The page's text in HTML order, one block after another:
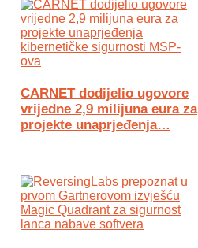
CARNET dodijelio ugovore
vrijedne 2,9 milijuna eura za
projekte unaprjeđenja…